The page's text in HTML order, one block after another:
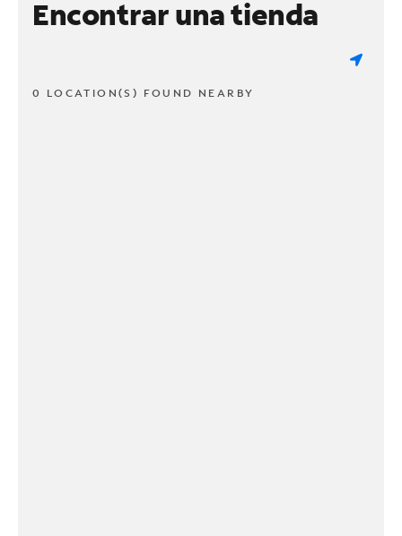
Encontrar una tienda
0 LOCATION(S) FOUND NEARBY